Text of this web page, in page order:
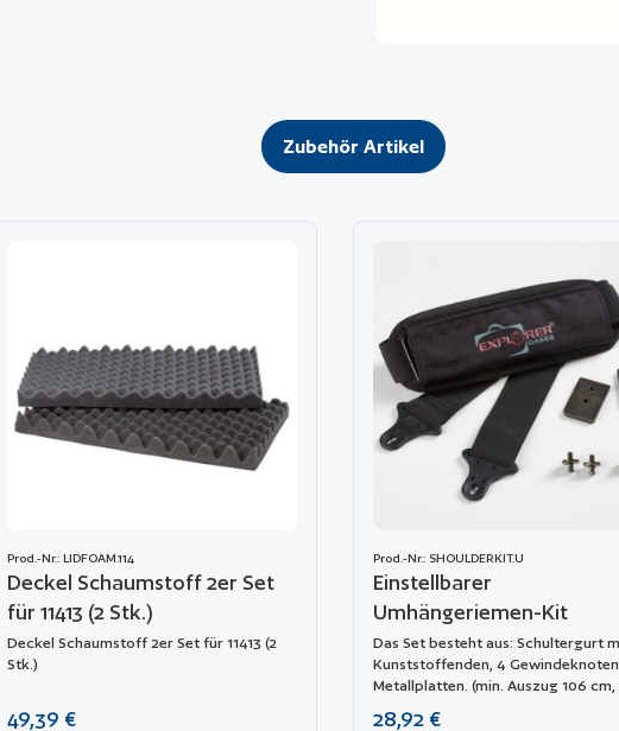
Zubehör Artikel
Prod.-Nr.: LIDFOAM.114
Deckel Schaumstoff 2er Set
für 11413 (2 Stk.)
Deckel Schaumstoff 2er Set für 11413 (2
Stk.)
Regulärer Preis:
49,39 €
Prod.-Nr.: SHOULDERKIT.U
Einstellbarer
Umhängeriemen-Kit
Das Set besteht aus: Schultergurt
Kunststoffenden, 4
Metallplatten. (min. Auszug 106 cm,
Regulärer Preis:
28,92 €